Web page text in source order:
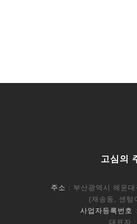
고심의
주소 : 부산광역시 해운
(재송동, 센텀
사업자등록번호
대표자